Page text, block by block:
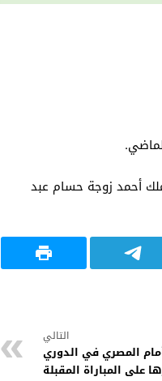
أحمد زوجة حسام عبد
التالي
المصري في الدوري
على المباراة المقبلة